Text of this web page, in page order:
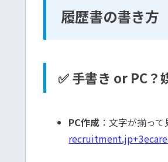
履歴書の書き方
✅ 手書き or PC？
PC作成 ：文字が揃っ
recruitment.jp+3